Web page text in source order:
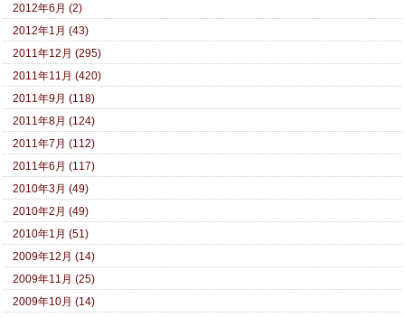
2012年6月 (2)
2012年1月 (43)
2011年12月 (295)
2011年11月 (420)
2011年9月 (118)
2011年8月 (124)
2011年7月 (112)
2011年6月 (117)
2010年3月 (49)
2010年2月 (49)
2010年1月 (51)
2009年12月 (14)
2009年11月 (25)
2009年10月 (14)